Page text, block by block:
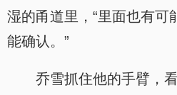
湿的甬道里，“里面也有可
能确认。”
乔雪抓住他的手臂，